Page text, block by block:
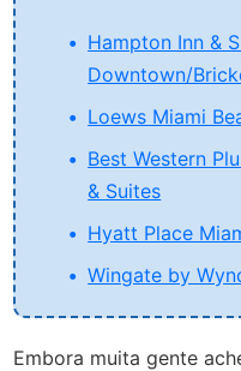
Hampton Inn &
Downtown/
Loews Miami
Best Western
& Suites
Hyatt Place
Wingate by
Embora muita gente